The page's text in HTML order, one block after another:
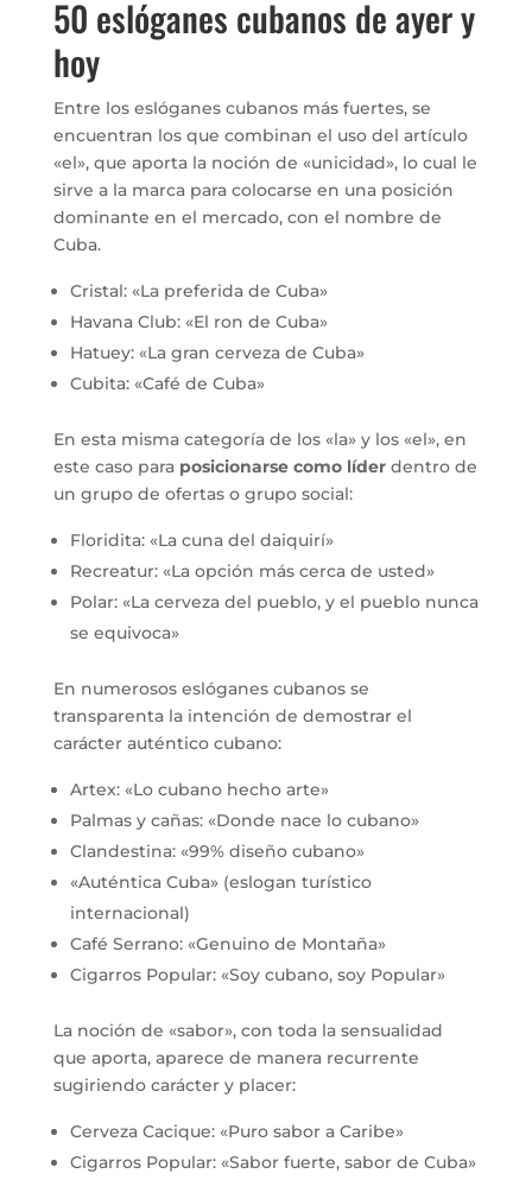
50 eslóganes cubanos de ayer y
hoy
Entre los eslóganes cubanos más fuertes, se
encuentran los que combinan el uso del artículo
«el», que aporta la noción de «unicidad», lo cual le
sirve a la marca para colocarse en una posición
dominante en el mercado, con el nombre de
Cuba.
Cristal: «La preferida de Cuba»
Havana Club: «El ron de Cuba»
Hatuey: «La gran cerveza de Cuba»
Cubita: «Café de Cuba»
En esta misma categoría de los «la» y los «el», en
este caso para posicionarse como líderdentro de
un grupo de ofertas o grupo social:
Floridita: «La cuna del daiquirí»
Recreatur: «La opción más cerca de usted»
Polar: «La cerveza del pueblo, y el pueblo nunca
se equivoca»
En numerosos eslóganes cubanos se
transparenta la intención de demostrar el
carácter auténtico cubano:
Artex: «Lo cubano hecho arte»
Palmas y cañas: «Donde nace lo cubano»
Clandestina: «99% diseño cubano»
«Auténtica Cuba» (eslogan turístico
internacional)
Café Serrano: «Genuino de Montaña»
Cigarros Popular: «Soy cubano, soy Popular»
La noción de «sabor», con toda la sensualidad
que aporta, aparece de manera recurrente
sugiriendo carácter y placer:
Cerveza Cacique: «Puro sabor a Caribe»
Cigarros Popular: «Sabor fuerte, sabor de Cuba»